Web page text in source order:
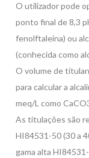
O utilizador pode
ponto final de 8,3
fenolftaleína) ou
(conhecida como
O volume de
para calcular a
meq/L como
As titulações são
HI84531-50 (30 a
gama alta